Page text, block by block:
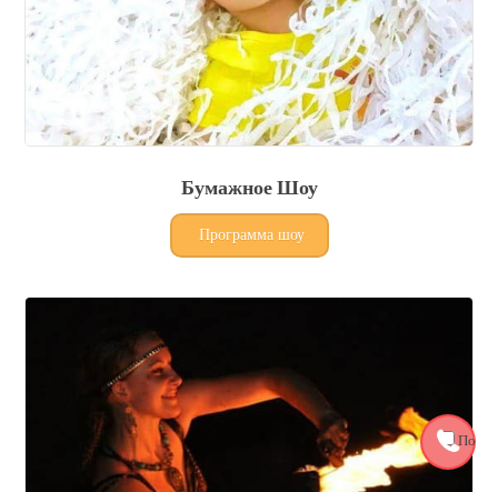
Бумажное Шоу
Программа шоу